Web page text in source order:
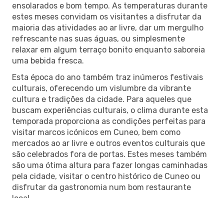
ensolarados e bom tempo. As temperaturas durante
estes meses convidam os visitantes a disfrutar da
maioria das atividades ao ar livre, dar um mergulho
refrescante nas suas águas, ou simplesmente
relaxar em algum terraço bonito enquanto saboreia
uma bebida fresca.
Esta época do ano também traz inúmeros festivais
culturais, oferecendo um vislumbre da vibrante
cultura e tradições da cidade. Para aqueles que
buscam experiências culturais, o clima durante esta
temporada proporciona as condições perfeitas para
visitar marcos icónicos em Cuneo, bem como
mercados ao ar livre e outros eventos culturais que
são celebrados fora de portas. Estes meses também
são uma ótima altura para fazer longas caminhadas
pela cidade, visitar o centro histórico de Cuneo ou
disfrutar da gastronomia num bom restaurante